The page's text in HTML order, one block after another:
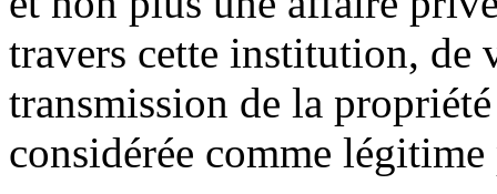
travers cette institution, de
transmission de la
considérée comme